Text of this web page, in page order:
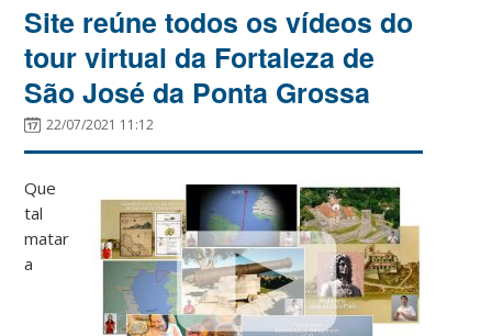
Site reúne todos os vídeos do
tour virtual da Fortaleza de
São José da Ponta Grossa
22/07/2021 11:12
Que
tal
matar
a